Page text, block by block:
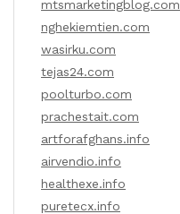
mtsmarketingblog.com
nghekiemtien.com
wasirku.com
tejas24.com
poolturbo.com
prachestait.com
artforafghans.info
airvendio.info
healthexe.info
puretecx.info